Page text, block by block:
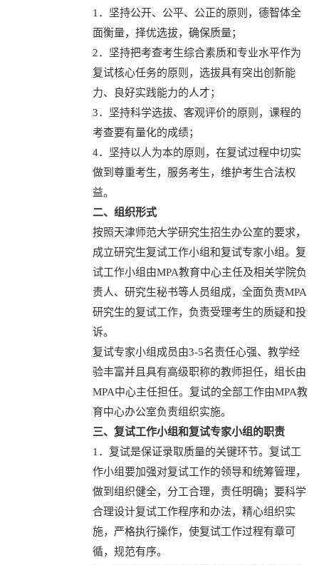
1．坚持公开、公平、公正的原则，德智体全
面衡量，择优选拔，确保质量；
2．坚持把考查考生综合素质和专业水平作为
复试核心任务的原则，选拔具有突出创新能
力、良好实践能力的人才；
3．坚持科学选拔、客观评价的原则，课程的
考查要有量化的成绩；
4．坚持以人为本的原则，在复试过程中切实
做到尊重考生，服务考生，维护考生合法权
益。
二、组织形式
按照天津师范大学研究生招生办公室的要求，
成立研究生复试工作小组和复试专家小组。复
试工作小组由MPA教育中心主任及相关学院负
责人、研究生秘书等人员组成，全面负责MPA
研究生的复试工作，负责受理考生的质疑和投
诉。
复试专家小组成员由3-5名责任心强、教学经
验丰富并且具有高级职称的教师担任，组长由
MPA中心主任担任。复试的全部工作由MPA教
育中心办公室负责组织实施。
三、复试工作小组和复试专家小组的职责
1．复试是保证录取质量的关键环节。复试工
作小组要加强对复试工作的领导和统筹管理，
做到组织健全，分工合理，责任明确；要科学
合理设计复试工作程序和办法，精心组织实
施，严格执行操作，使复试工作过程有章可
循，规范有序。